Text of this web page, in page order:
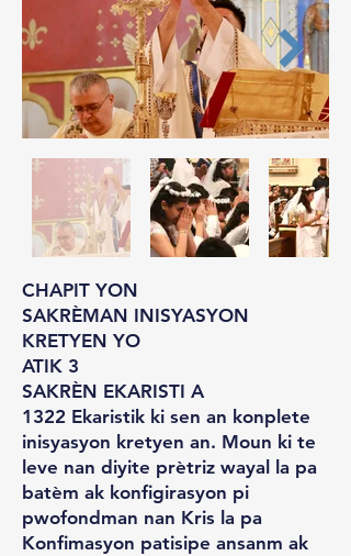
CHAPIT YON
SAKRÈMAN INISYASYON
KRETYEN YO
ATIK 3
SAKRÈN EKARISTI A
1322 Ekaristik ki sen an konplete
inisyasyon kretyen an. Moun ki te
leve nan diyite prètriz wayal la pa
batèm ak konfigirasyon pi
pwofondman nan Kris la pa
Konfimasyon patisipe ansanm ak